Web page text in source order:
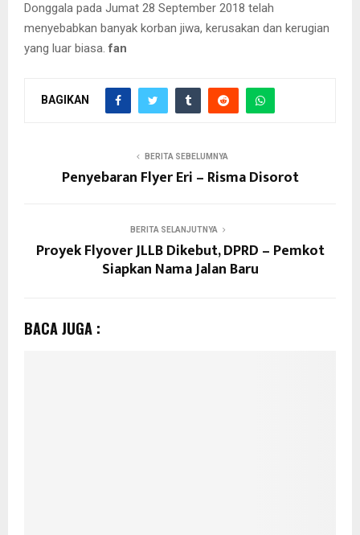
Donggala pada Jumat 28 September 2018 telah
menyebabkan banyak korban jiwa, kerusakan dan kerugian
yang luar biasa.fan
BAGIKAN
BERITA SEBELUMNYA
Penyebaran Flyer Eri – Risma Disorot
BERITA SELANJUTNYA
Proyek Flyover JLLB Dikebut, DPRD – Pemkot
Siapkan Nama Jalan Baru
BACA JUGA :